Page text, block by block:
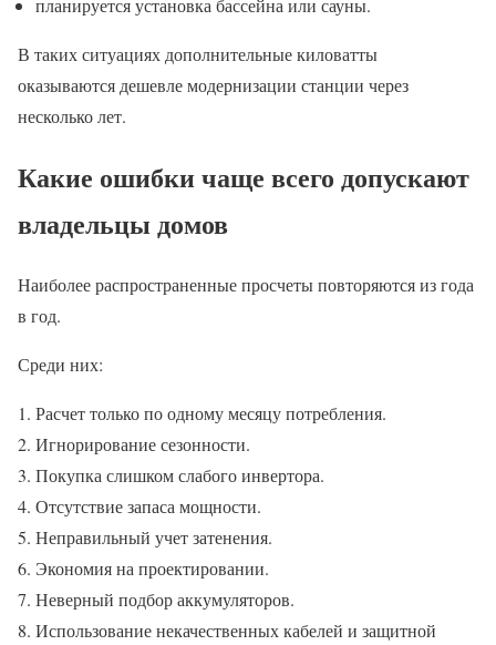
планируется установка бассейна или сауны.
В таких ситуациях дополнительные киловатты
оказываются дешевле модернизации станции через
несколько лет.
Какие ошибки чаще всего допускают
владельцы домов
Наиболее распространенные просчеты повторяются из года
в год.
Среди них:
Расчет только по одному месяцу потребления.
Игнорирование сезонности.
Покупка слишком слабого инвертора.
Отсутствие запаса мощности.
Неправильный учет затенения.
Экономия на проектировании.
Неверный подбор аккумуляторов.
Использование некачественных кабелей и защитной